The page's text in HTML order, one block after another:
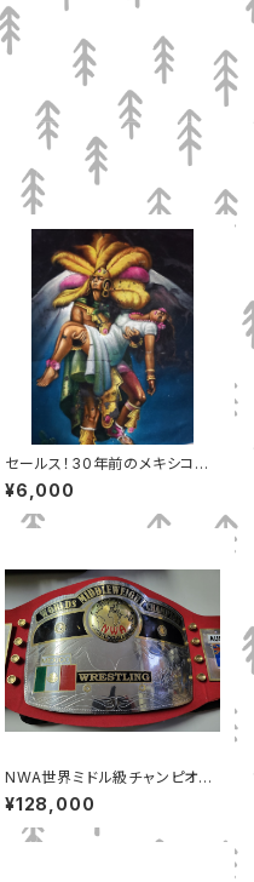
セールス！30年前のメキシコ絵
画
¥6,000
NWA世界ミドル級チャンピオン
ベルト 赤バージョン
¥128,000